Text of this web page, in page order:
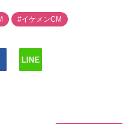
#イケメンCM